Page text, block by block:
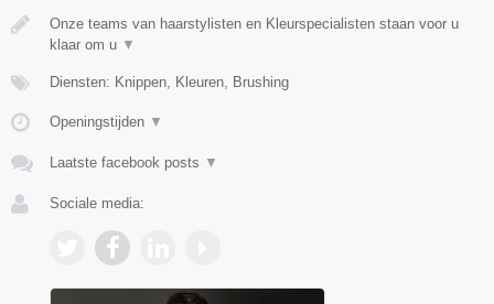
Onze teams van haarstylisten en Kleurspecialisten staan voor u
klaar om u ▼
Diensten: Knippen, Kleuren, Brushing
Openingstijden ▼
Laatste facebook posts ▼
Sociale media: